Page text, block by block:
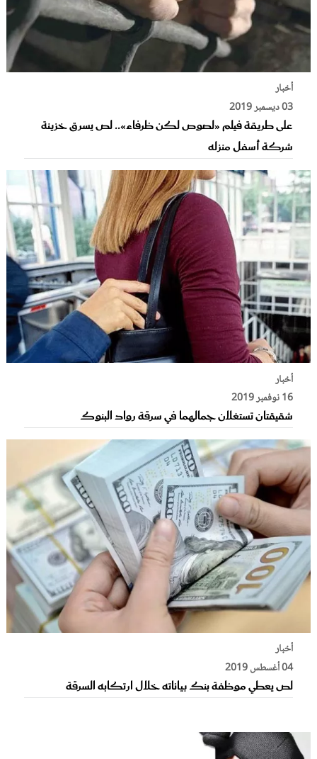
أخبار
03 ديسمبر 2019
على طريقة فيلم «لصوص لكن ظرفاء».. لص يسرق خزينة
شركة أسفل منزله
أخبار
16 نوفمبر 2019
شقيقتان تستغلان جمالهما في سرقة رواد البنوك
أخبار
04 أغسطس 2019
لص يعطي موظفة بنك بياناته خلال ارتكابه السرقة